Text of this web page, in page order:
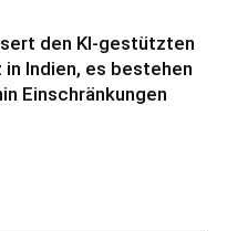
den KI-gestützten
Indien, es bestehen
Einschränkungen